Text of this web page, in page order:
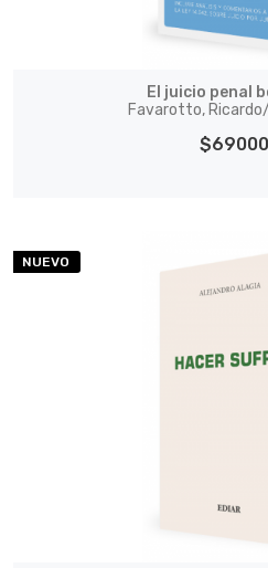
El juicio penal
Favarotto,
NUEVO